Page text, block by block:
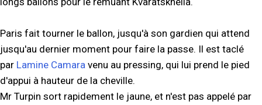
Paris fait tourner le ballon, jusqu'à son gardien qui attend
jusqu'au dernier moment pour faire la passe. Il est taclé
par Lamine Camara venu au pressing, qui lui prend le pied
d'appui à hauteur de la cheville.
Mr Turpin sort rapidement le jaune, et n'est pas appelé par